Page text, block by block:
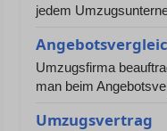
jedem
Umzugsfirma
man beim
Umzugsvertrag